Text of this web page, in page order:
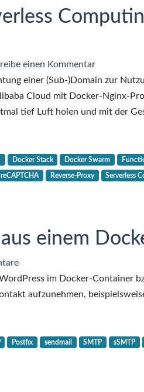
einen Kommentarzu
Ein
Proxy
für
Computing
in
einer (Sub-)Domain zur
Cloud mit Docker-Nginx-
tief Luft holen und mit der
Docker Stack Docker Swarm
reCAPTCHA Reverse-Proxy Serverless
einem
im Docker-Container
aufzunehmen,
Postfix sendmail SMTP sSMTP